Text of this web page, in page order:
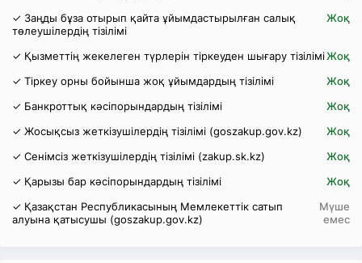
✓ Заңды бұза отырып қайта ұйымдастырылған салық
төлеушілердің тізілімі
Жоқ
✓ Қызметтің жекелеген түрлерін тіркеуден шығару тізіліміЖоқ
✓ Тіркеу орны бойынша жоқ ұйымдардың тізілімі
Жоқ
✓ Банкроттық кәсіпорындардың тізілімі
Жоқ
✓ Жосықсыз жеткізушілердің тізілімі (goszakup.gov.kz)
Жоқ
✓ Сенімсіз жеткізушілердің тізілімі (zakup.sk.kz)
Жоқ
✓ Қарызы бар кәсіпорындардың тізілімі
Жоқ
✓ Қазақстан Республикасының Мемлекеттік сатып
алуына қатысушы (goszakup.gov.kz)
Мүше
емес